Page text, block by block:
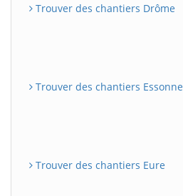
Trouver des chantiers Drôme
Trouver des chantiers Essonne
Trouver des chantiers Eure